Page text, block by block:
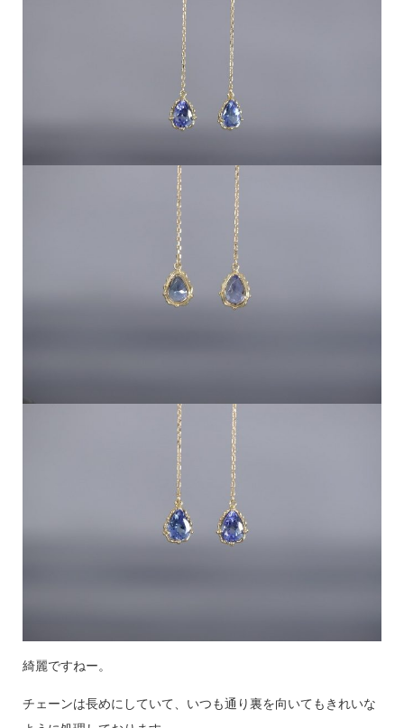
綺麗ですねー。
チェーンは長めにしていて、いつも通り裏を向いてもきれいな